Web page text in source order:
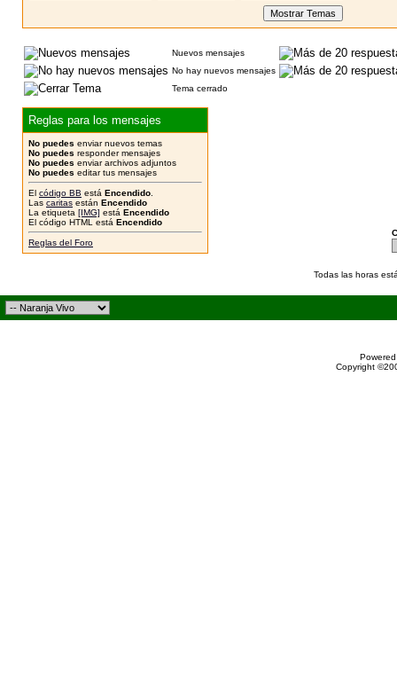
Nuevos mensajes
No hay nuevos mensajes
Tema cerrado
Reglas para los mensajes
No puedes enviar nuevos temas
No puedes responder mensajes
No puedes enviar archivos adjuntos
No puedes editar tus mensajes
El código BB está Encendido
Las caritas están Encendido
La etiqueta [IMG] está Encendido
El código HTML está Encendido
Reglas del Foro
Todas las horas
Copyright